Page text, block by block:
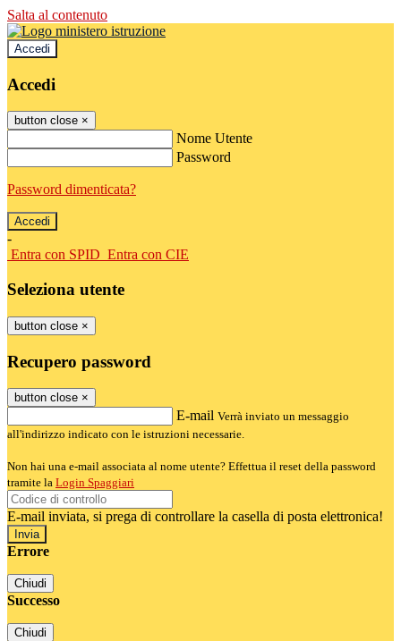
Salta al contenuto
Accedi
Accedi
button close ×
Nome Utente
Password
Password dimenticata?
-
Entra con SPID Entra con CIE
Seleziona utente
button close ×
Recupero password
button close ×
E-mail Verrà inviato un messaggio
all'indirizzo indicato con le istruzioni necessarie.
Non hai una e-mail associata al nome utente? Effettua il reset della password
tramite la Login Spaggiari
E-mail inviata, si prega di controllare la casella di posta elettronica!
Errore
Chiudi
Successo
Chiudi